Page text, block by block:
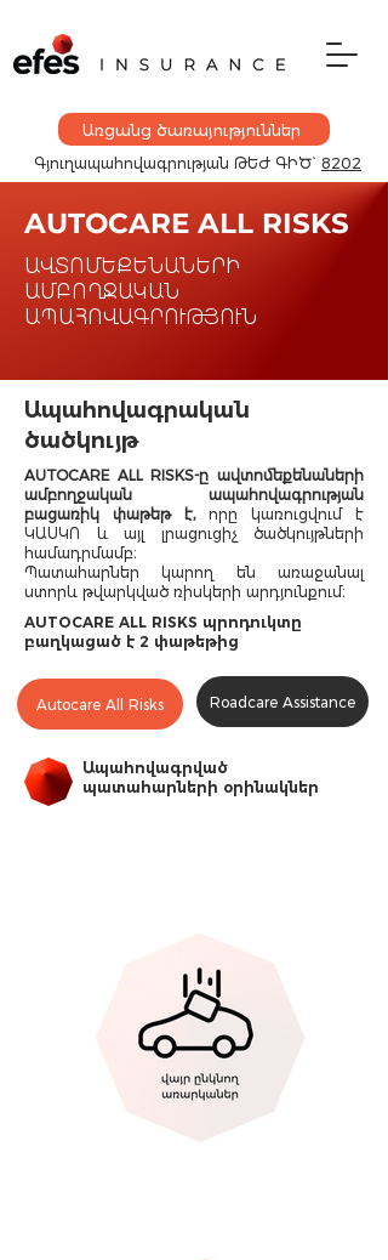
Առցանց ծառայություններ
Գյուղապահովագրության ԹԵԺ ԳԻԾ` 8202
AUTOCARE ALL RISKS
ԱՎՏՈՄԵՔԵՆԱՆԵՐԻ
ԱՄԲՈՂՋԱԿԱՆ
ԱՊԱՀՈՎԱԳՐՈՒԹՅՈՒՆ
Ապահովագրական
ծածկույթ
AUTOCARE ALL RISKS-ը ավտոմեքենաների
ամբողջական ապահովագրության
բացառիկ փաթեթ է,որը կառուցվում է
ԿԱՍԿՈ և այլ լրացուցիչ ծածկույթների
համադրմամբ։
Պատահարներ կարող են առաջանալ
ստորև թվարկված ռիսկերի արդյունքում։
AUTOCARE ALL RISKS պրոդուկտը
բաղկացած է 2 փաթեթից
Autocare All Risks Roadcare Assistance
Ապահովագրված
պատահարների օրինակներ